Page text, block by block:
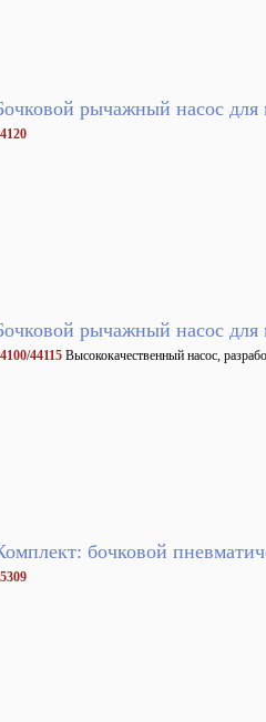
рычажный насос для
рычажный насос для
44115 Высококачественный насос,
бочковой